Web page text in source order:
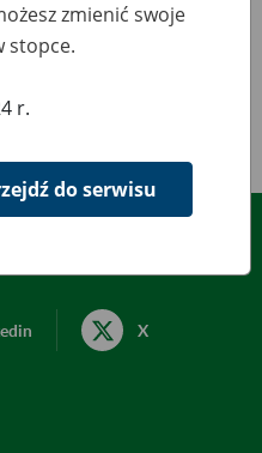
X
zmienić swoje
stopce.
r.
do serwisu